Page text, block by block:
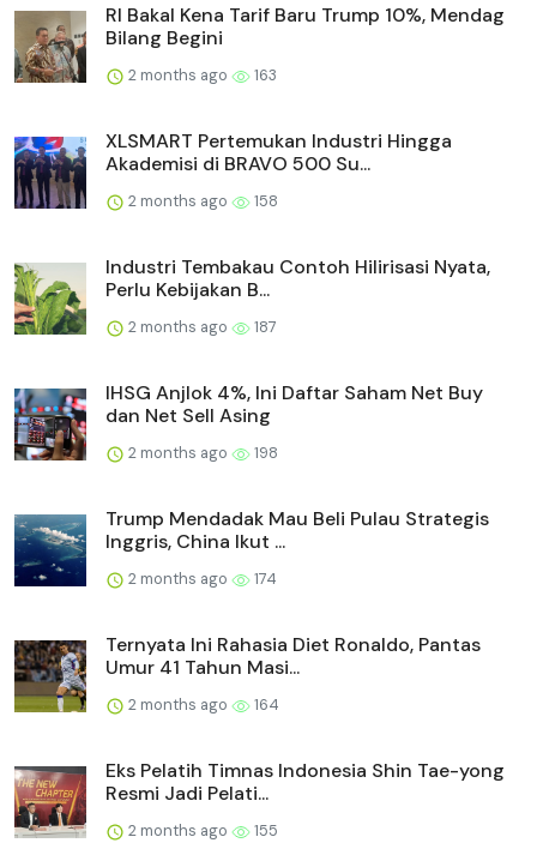
RI Bakal Kena Tarif Baru Trump 10%, Mendag
Bilang Begini
2 months ago 163
XLSMART Pertemukan Industri Hingga
Akademisi di BRAVO 500 Su...
2 months ago 158
Industri Tembakau Contoh Hilirisasi Nyata,
Perlu Kebijakan B...
2 months ago 187
IHSG Anjlok 4%, Ini Daftar Saham Net Buy
dan Net Sell Asing
2 months ago 198
Trump Mendadak Mau Beli Pulau Strategis
Inggris, China Ikut ...
2 months ago 174
Ternyata Ini Rahasia Diet Ronaldo, Pantas
Umur 41 Tahun Masi...
2 months ago 164
Eks Pelatih Timnas Indonesia Shin Tae-yong
Resmi Jadi Pelati...
2 months ago 155